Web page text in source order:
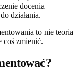
docenia
działania.
to nie teoria
coś zmienić.